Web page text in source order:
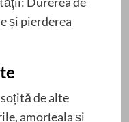
și pierderea
de alte
amorțeala și